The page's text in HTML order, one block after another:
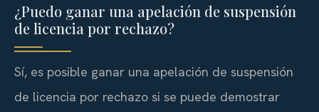
¿Puedo ganar una apelación de suspensión
de licencia por rechazo?
Sí, es posible ganar una apelación de suspensión
de licencia por rechazo si se puede demostrar